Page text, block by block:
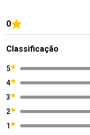
0
Classificação
5
4
3
2
1